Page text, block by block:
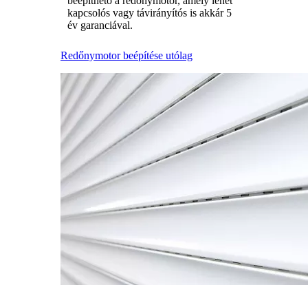
kapcsolós vagy távirányítós is akkár 5
év garanciával.
Redőnymotor beépítése utólag